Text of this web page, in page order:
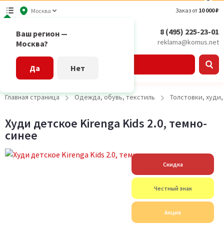
Москва
Ваш регион —
Москва?
Да Нет
Заказ от 10 000 ₽
8 (495) 225-23-01
reklama@komus.net
Главная страница Одежда, обувь, текстиль Толстовки,
Худи детское Kirenga Kids 2.0, темно-
синее
Скидка
Честный знак
Акция